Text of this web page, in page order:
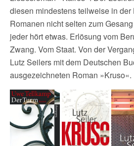
diesen mindestens teilweise in
Romanen nicht selten zum
jeder hört etwas. Erlösung vom
Zwang. Vom Staat. Von der
Lutz Seilers mit dem Deutschen
ausgezeichneten Roman »Kruso«.